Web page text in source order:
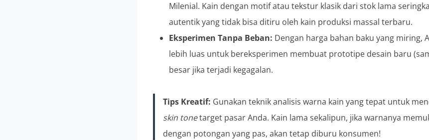
Milenial. Kain dengan motif atau tekstur klasik dari stok lama
autentik yang tidak bisa ditiru oleh kain produksi massal terbaru.
Eksperimen Tanpa Beban: Dengan harga bahan baku yang miring,
lebih luas untuk bereksperimen membuat prototipe desain baru
besar jika terjadi kegagalan.
Tips Kreatif: Gunakan teknik analisis warna kain yang tepat untuk
skin tonetarget pasar Anda. Kain lama sekalipun, jika warnanya
dengan potongan yang pas, akan tetap diburu konsumen!